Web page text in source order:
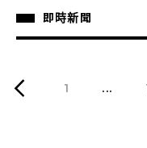
即時新聞
1 ...